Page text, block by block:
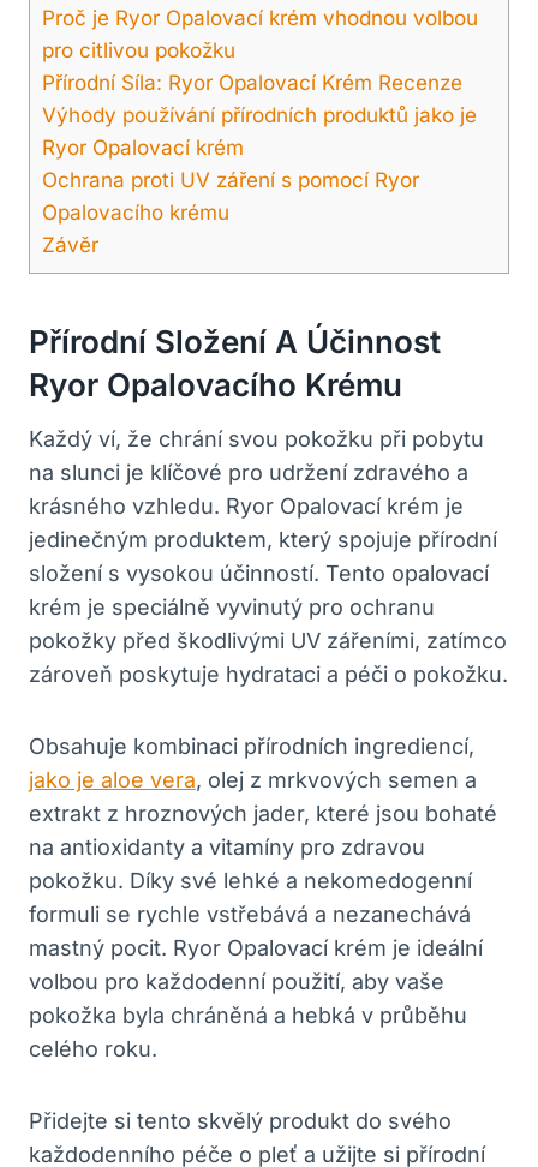
Proč je Ryor Opalovací krém vhodnou volbou
pro citlivou pokožku
Přírodní Síla: Ryor Opalovací Krém Recenze
Výhody používání přírodních produktů jako je
Ryor Opalovací krém
Ochrana proti UV záření s pomocí Ryor
Opalovacího krému
Závěr
Přírodní Složení A Účinnost
Ryor Opalovacího Krému
Každý ví, že chrání svou pokožku při pobytu
na slunci je klíčové pro udržení zdravého a
krásného vzhledu. Ryor Opalovací krém je
jedinečným produktem, který spojuje přírodní
složení s vysokou účinností. Tento opalovací
krém je speciálně vyvinutý pro ochranu
pokožky před škodlivými UV zářeními, zatímco
zároveň poskytuje hydrataci a péči o pokožku.
Obsahuje kombinaci přírodních ingrediencí,
jako je aloe vera, olej z mrkvových semen a
extrakt z hroznových jader, které jsou bohaté
na antioxidanty a vitamíny pro zdravou
pokožku. Díky své lehké a nekomedogenní
formuli se rychle vstřebává a nezanechává
mastný pocit. Ryor Opalovací krém je ideální
volbou pro každodenní použití, aby vaše
pokožka byla chráněná a hebká v průběhu
celého roku.
Přidejte si tento skvělý produkt do svého
každodenního péče o pleť a užijte si přírodní